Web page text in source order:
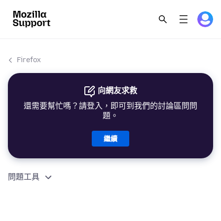
Firefox
向網友求救
還需要幫忙嗎？請登入，即可到我們的討論區問問
題。
繼續
問題工具